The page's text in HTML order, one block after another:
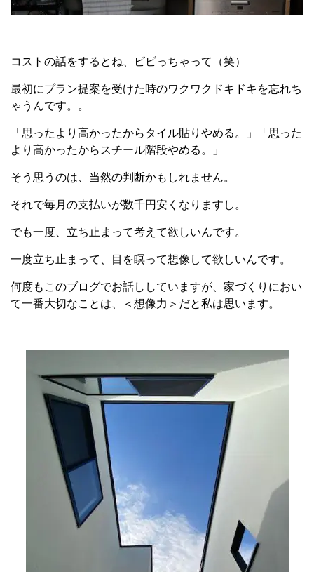
コストの話をするとね、ビビっちゃって（笑）
最初にプラン提案を受けた時のワクワクドキドキを忘れち
ゃうんです。。
「思ったより高かったからタイル貼りやめる。」「思った
より高かったからスチール階段やめる。」
そう思うのは、当然の判断かもしれません。
それで毎月の支払いが数千円安くなりますし。
でも一度、立ち止まって考えて欲しいんです。
一度立ち止まって、目を瞑って想像して欲しいんです。
何度もこのブログでお話ししていますが、家づくりにおい
て一番大切なことは、＜想像力＞だと私は思います。